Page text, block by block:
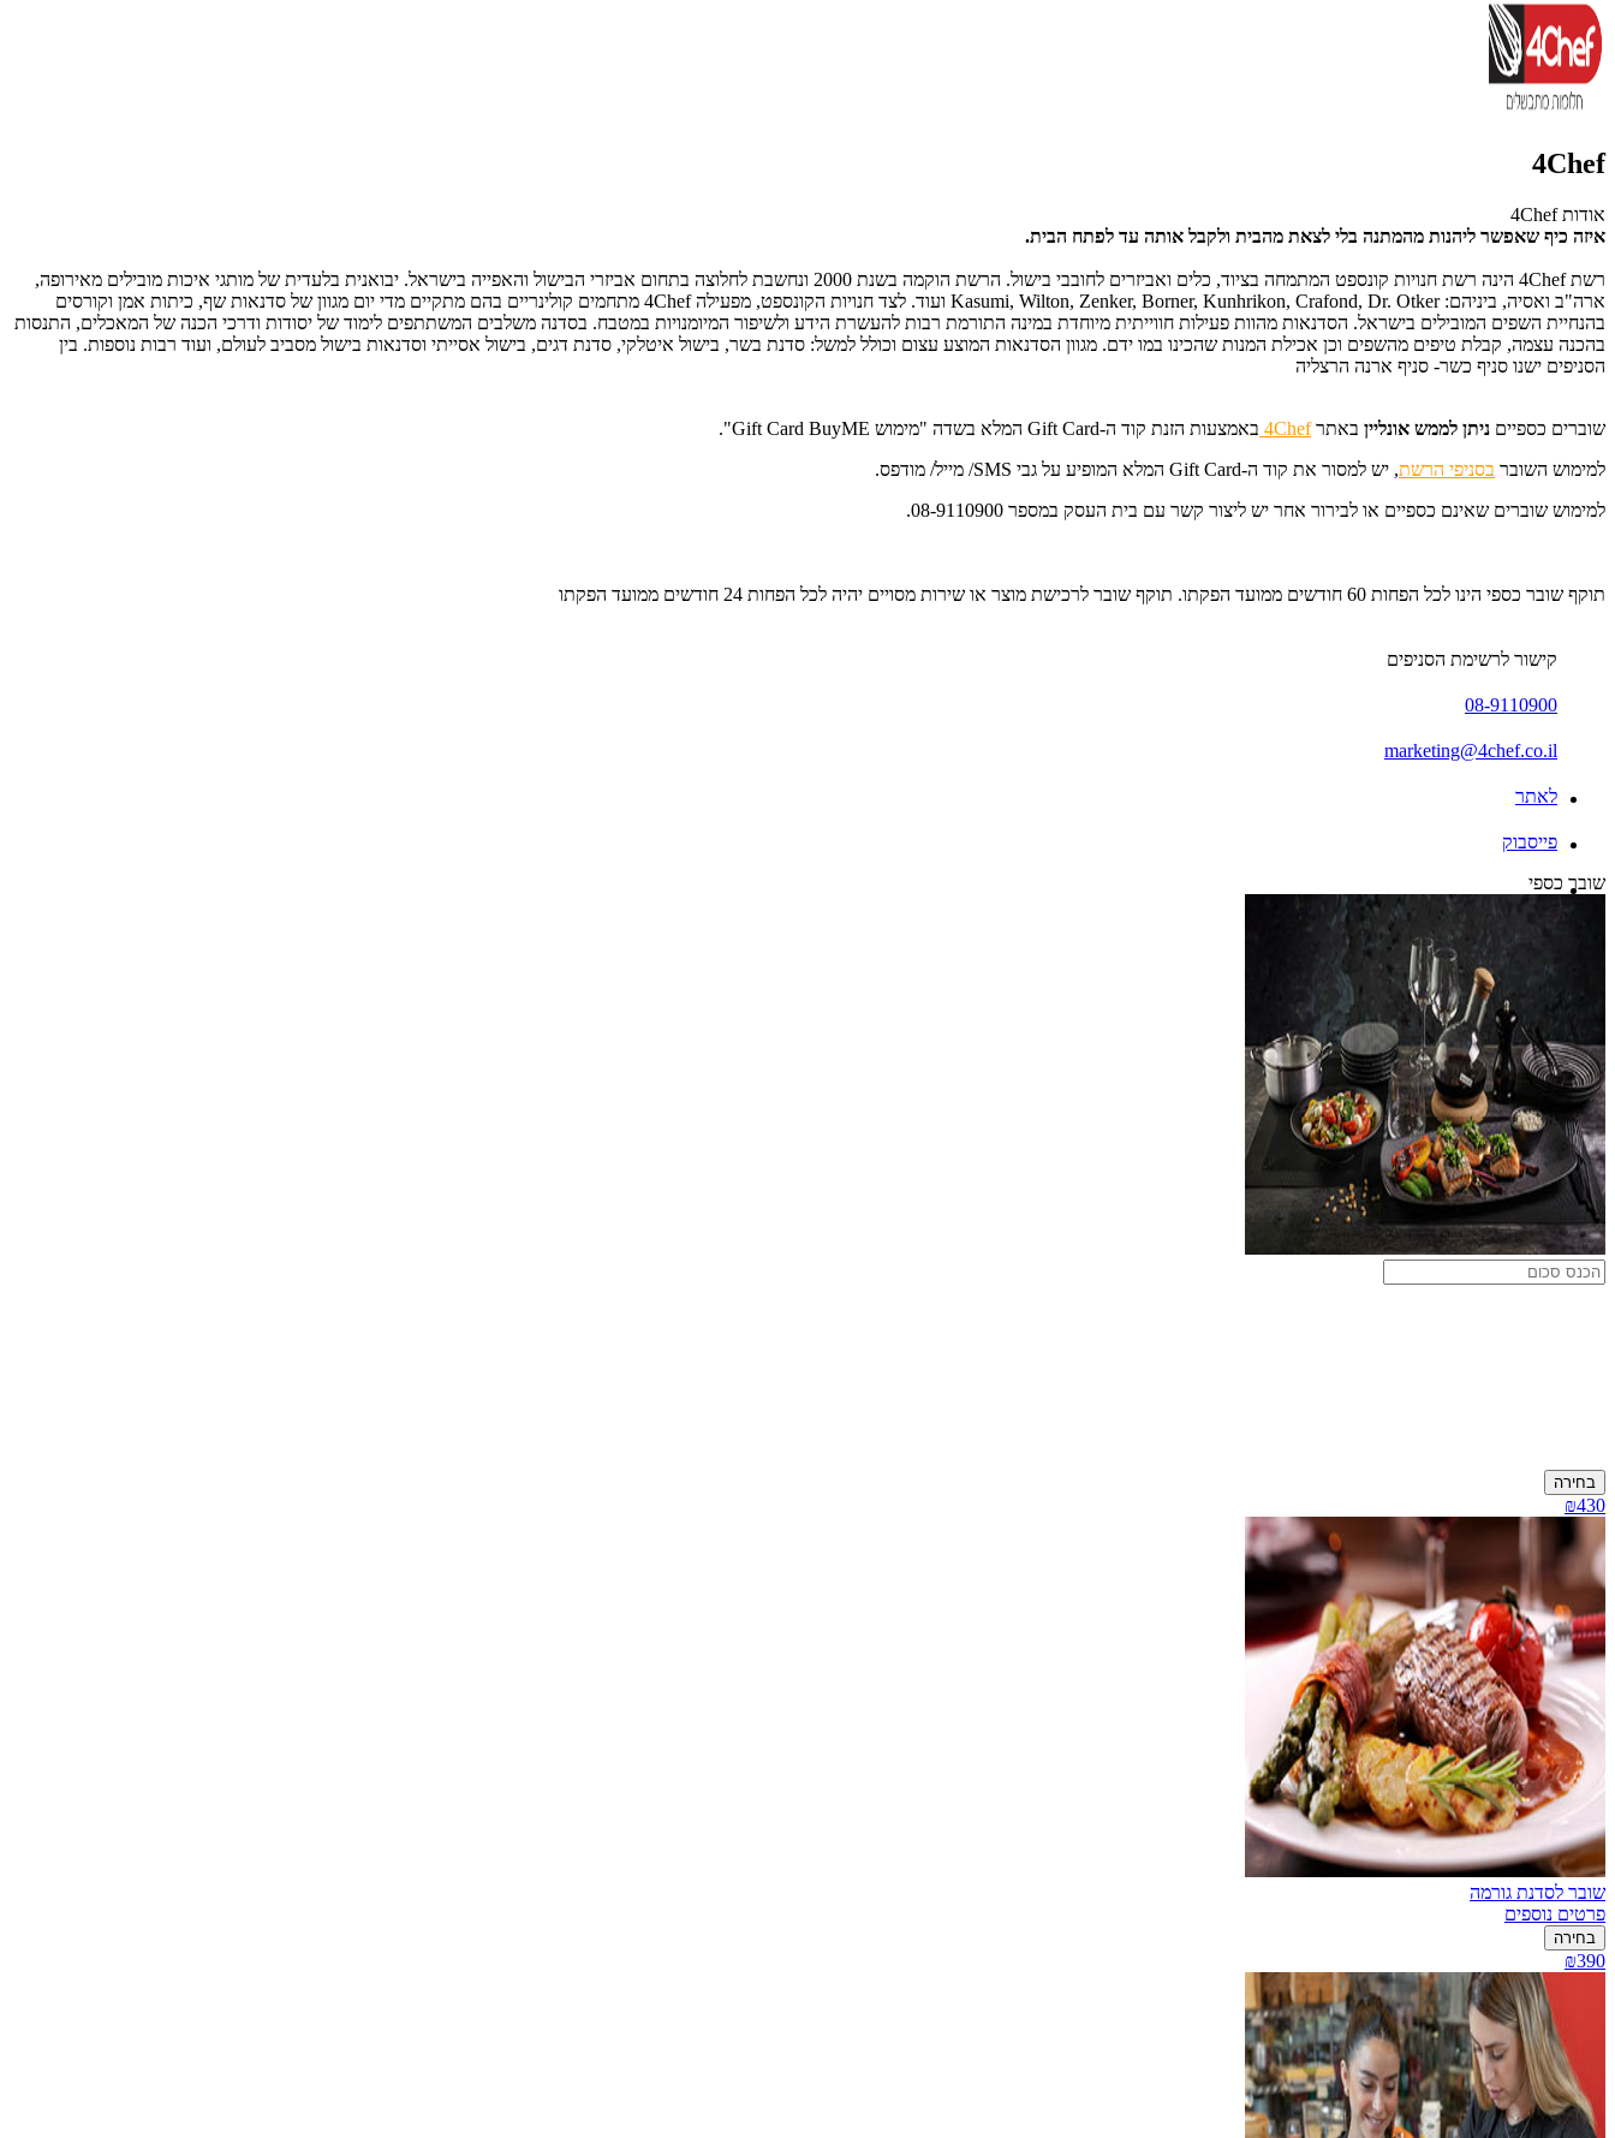
4Chef
אודות 4Chef
איזה כיף שאפשר ליהנות מהמתנה בלי לצאת מהבית ולקבל אותה עד לפתח הבית.
רשת 4Chef הינה רשת חנויות קונספט המתמחה בציוד, כלים ואביזרים לחובבי בישול. הרשת הוקמה בשנת 2000 ונחשבת לחלוצה בתחום אביזרי הבישול והאפייה בישראל. יבואנית בלעדית של מותגי איכות מובילים מאירופה,
ארה"ב ואסיה, ביניהם: Kasumi, Wilton, Zenker, Borner, Kunhrikon, Crafond, Dr. Otker ועוד. לצד חנויות הקונספט, מפעילה 4Chef מתחמים קולינריים בהם מתקיים מדי יום מגוון של סדנאות שף, כיתות אמן וקורסים
בהנחיית השפים המובילים בישראל. הסדנאות מהוות פעילות חווייתית מיוחדת במינה התורמת רבות להעשרת הידע ולשיפור המיומנויות במטבח. בסדנה משלבים המשתתפים לימוד של יסודות ודרכי הכנה של המאכלים, התנסות
בהכנה עצמה, קבלת טיפים מהשפים וכן אכילת המנות שהכינו במו ידם. מגוון הסדנאות המוצע עצום וכולל למשל: סדנת בשר, בישול איטלקי, סדנת דגים, בישול אסייתי וסדנאות בישול מסביב לעולם, ועוד רבות נוספות. בין
הסניפים ישנו סניף כשר- סניף ארנה הרצליה
שוברים כספיים ניתן לממש אונליין באתר4Chef באמצעות הזנת קוד ה-Gift Card המלא בשדה "מימוש Gift Card BuyME".
למימוש השובר בסניפי הרשת, יש למסור את קוד ה-Gift Card המלא המופיע על גבי SMS/ מייל/ מודפס.
למימוש שוברים שאינם כספיים או לבירור אחר יש ליצור קשר עם בית העסק במספר 08-9110900.
תוקף שובר כספי הינו לכל הפחות 60 חודשים ממועד הפקתו. תוקף שובר לרכישת מוצר או שירות מסויים יהיה לכל הפחות 24 חודשים ממועד הפקתו
קישור לרשימת הסניפים
08-9110900
marketing@4chef.co.il
לאתר
פייסבוק
שובר כספי
בחירה
₪430
שובר לסדנת גורמה
פרטים נוספים
בחירה
₪390